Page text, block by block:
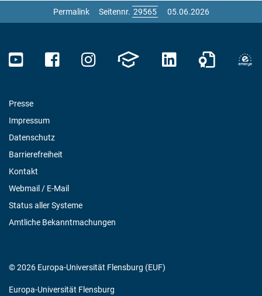
Permalink Seitennr. 05.06.2026
Presse
Impressum
Datenschutz
Barrierefreiheit
Kontakt
Webmail / E-Mail
Status aller Systeme
Amtliche Bekanntmachungen
© 2026 Europa-Universität Flensburg (EUF)
Europa-Universität Flensburg